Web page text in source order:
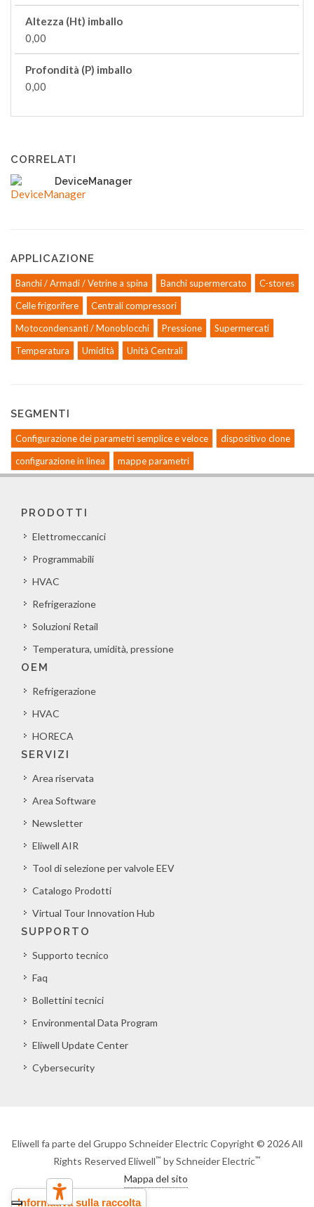
Altezza (Ht) imballo
0,00
Profondità (P) imballo
0,00
CORRELATI
DeviceManager
APPLICAZIONE
Banchi / Armadi / Vetrine a spina Banchi supermercato
C-stores
Celle frigorifere
Centrali compressori
Motocondensanti / Monoblocchi
Pressione
Supermercati
Temperatura
Umidità Unità Centrali
SEGMENTI
Configurazione dei parametri semplice e veloce
dispositivo clone
configurazione in linea
mappe parametri
PRODOTTI
Elettromeccanici
Programmabili
HVAC
Refrigerazione
Soluzioni Retail
Temperatura, umidità, pressione
OEM
Refrigerazione
HVAC
HORECA
SERVIZI
Area riservata
Area Software
Newsletter
Eliwell AIR
Tool di selezione per valvole EEV
Catalogo Prodotti
Virtual Tour Innovation Hub
SUPPORTO
Supporto tecnico
Faq
Bollettini tecnici
Environmental Data Program
Eliwell Update Center
Cybersecurity
Eliwell fa parte del Gruppo Schneider Electric Copyright © 2026 All
Rights Reserved Eliwell™ by Schneider Electric™
Mappa del sito
Informativa sulla raccolta